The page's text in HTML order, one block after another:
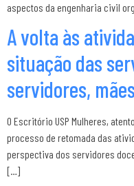
aspectos da engenharia civil
A volta às
situação das
servidores,
O Escritório USP Mulheres,
processo de retomada das
perspectiva dos servidores
[…]